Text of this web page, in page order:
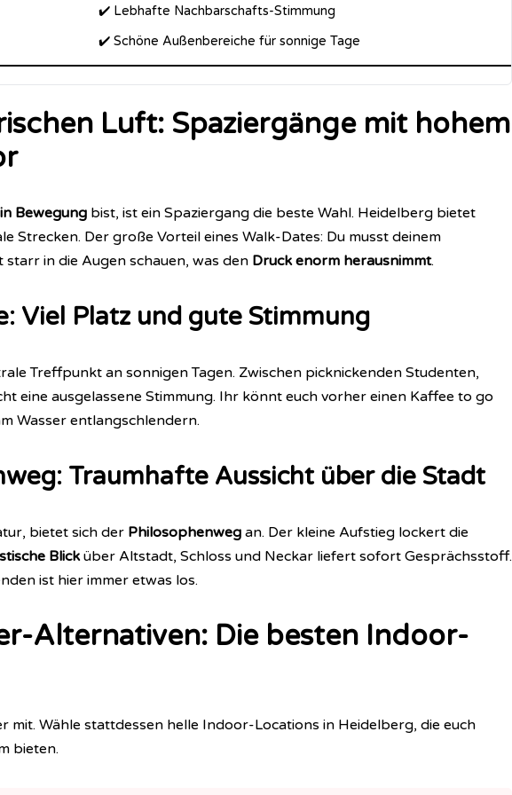
✔️ Lebhafte Nachbarschafts-Stimmung
✔️ Schöne Außenbereiche für sonnige Tage
Luft: Spaziergänge mit hohem
in Bewegung bist, ist ein Spaziergang die beste Wahl. Heidelberg bietet
Strecken. Der große Vorteil eines Walk-Dates: Du musst deinem
in die Augen schauen, was den Druck enorm herausnimmt.
Viel Platz und gute Stimmung
Treffpunkt an sonnigen Tagen. Zwischen picknickenden Studenten,
eine ausgelassene Stimmung. Ihr könnt euch vorher einen Kaffee to go
Wasser entlangschlendern.
Traumhafte Aussicht über die Stadt
bietet sich der Philosophenweg an. Der kleine Aufstieg lockert die
Blicküber Altstadt, Schloss und Neckar liefert sofort Gesprächsstoff.
ist hier immer etwas los.
Alternativen: Die besten Indoor-
mit. Wähle stattdessen helle Indoor-Locations in Heidelberg, die euch
bieten.